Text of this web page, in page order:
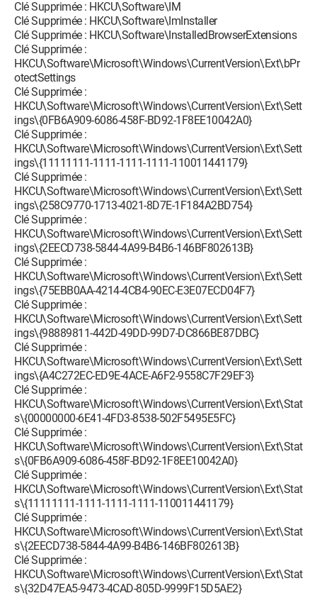
Clé Supprimée : HKCU\Software\IM
Clé Supprimée : HKCU\Software\ImInstaller
Clé Supprimée : HKCU\Software\InstalledBrowserExtensions
Clé Supprimée :
HKCU\Software\Microsoft\Windows\CurrentVersion\Ext\bPr
otectSettings
Clé Supprimée :
HKCU\Software\Microsoft\Windows\CurrentVersion\Ext\Sett
ings\{0FB6A909-6086-458F-BD92-1F8EE10042A0}
Clé Supprimée :
HKCU\Software\Microsoft\Windows\CurrentVersion\Ext\Sett
ings\{11111111-1111-1111-1111-110011441179}
Clé Supprimée :
HKCU\Software\Microsoft\Windows\CurrentVersion\Ext\Sett
ings\{258C9770-1713-4021-8D7E-1F184A2BD754}
Clé Supprimée :
HKCU\Software\Microsoft\Windows\CurrentVersion\Ext\Sett
ings\{2EECD738-5844-4A99-B4B6-146BF802613B}
Clé Supprimée :
HKCU\Software\Microsoft\Windows\CurrentVersion\Ext\Sett
ings\{75EBB0AA-4214-4CB4-90EC-E3E07ECD04F7}
Clé Supprimée :
HKCU\Software\Microsoft\Windows\CurrentVersion\Ext\Sett
ings\{98889811-442D-49DD-99D7-DC866BE87DBC}
Clé Supprimée :
HKCU\Software\Microsoft\Windows\CurrentVersion\Ext\Sett
ings\{A4C272EC-ED9E-4ACE-A6F2-9558C7F29EF3}
Clé Supprimée :
HKCU\Software\Microsoft\Windows\CurrentVersion\Ext\Stat
s\{00000000-6E41-4FD3-8538-502F5495E5FC}
Clé Supprimée :
HKCU\Software\Microsoft\Windows\CurrentVersion\Ext\Stat
s\{0FB6A909-6086-458F-BD92-1F8EE10042A0}
Clé Supprimée :
HKCU\Software\Microsoft\Windows\CurrentVersion\Ext\Stat
s\{11111111-1111-1111-1111-110011441179}
Clé Supprimée :
HKCU\Software\Microsoft\Windows\CurrentVersion\Ext\Stat
s\{2EECD738-5844-4A99-B4B6-146BF802613B}
Clé Supprimée :
HKCU\Software\Microsoft\Windows\CurrentVersion\Ext\Stat
s\{32D47EA5-9473-4CAD-805D-9999F15D5AE2}